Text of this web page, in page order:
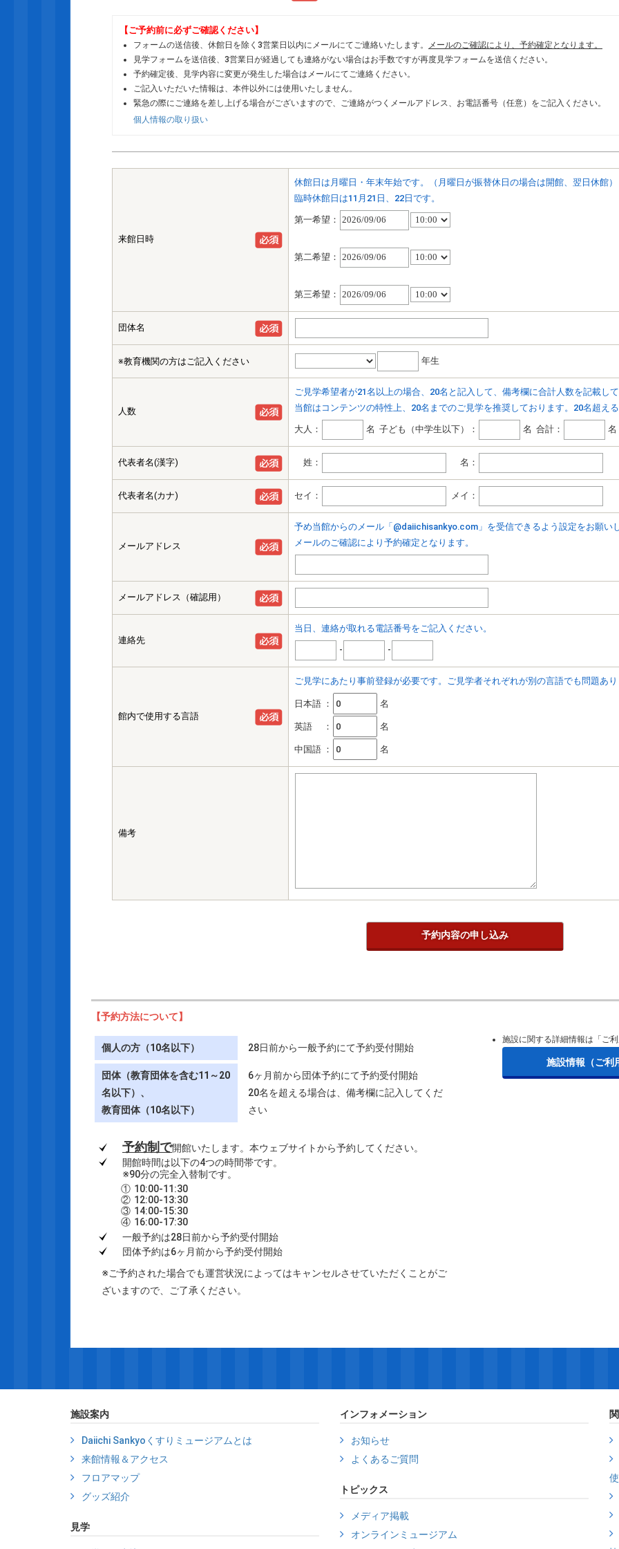
【ご予約前に必ずご確認ください】
フォームの送信後、休館日を除く3営業日以内にメールにてご連絡いたします。
メールのご確認により、予約確定となります。
見学フォームを送信後、3営業日が経過しても連絡がない場合はお手数ですが再度見学フォームを送信ください。
予約確定後、見学内容に変更が発生した場合はメールにてご連絡ください。
ご記入いただいた情報は、本件以外には使用いたしません。
緊急の際にご連絡を差し上げる場合がございますので、ご連絡がつくメールアドレス、お電話番号（任意）をご記入ください。
個人情報の取り扱い
来館日時
休館日は月曜日・年末年始です。（月曜日が振替休日の場合は開館、翌日休館）
臨時休館日は11月21日、22日です。
第一希望：
第二希望：
第三希望：
団体名
※教育機関の方はご記入ください 年生
人数
ご見学希望者が21名以上の場合、20名と記入して、備考欄に合計人数を記載し
当館はコンテンツの特性上、20名までのご見学を推奨しております。20名超え
大人： 名 子ども（中学生以下）： 名 合計： 名
代表者名(漢字) 姓： 名：
代表者名(カナ) セイ： メイ：
メールアドレス
予め当館からのメール「@daiichisankyo.com」を受信できるよう設定をお願い
メールのご確認により予約確定となります。
メールアドレス（確認用）
連絡先
当日、連絡が取れる電話番号をご記入ください。
- -
館内で使用する言語
ご見学にあたり事前登録が必要です。ご見学者それぞれが別の言語でも問題あ
日本語 ： 名
英語 ： 名
中国語 ： 名
備考
【予約方法について】
個人の方（10名以下） 28日前から一般予約にて予約受付開始
団体（教育団体を含む11～20
名以下）、
教育団体（10名以下）
6ヶ月前から団体予約にて予約受付開始
20名を超える場合は、備考欄に記入してくだ
さい
予約制で開館いたします。本ウェブサイトから予約してください。
開館時間は以下の4つの時間帯です。
※90分の完全入替制です。
① 10:00-11:30
② 12:00-13:30
③ 14:00-15:30
④ 16:00-17:30
一般予約は28日前から予約受付開始
団体予約は6ヶ月前から予約受付開始
※ご予約された場合でも運営状況によってはキャンセルさせていただくことがご
ざいますので、ご了承ください。
施設に関する詳細情報は「ご
施設情報（ご利
施設案内
Daiichi Sankyoくすりミュージアムとは
来館情報＆アクセス
フロアマップ
グッズ紹介
見学
インフォメーション
お知らせ
よくあるご質問
トピックス
メディア掲載
オンラインミュージアム